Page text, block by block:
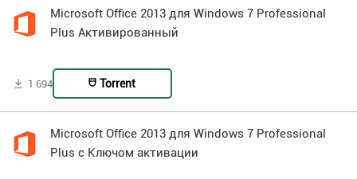
Microsoft Office 2013 для Windows 7 Professional
Plus Активированный
1 694 Torrent
Microsoft Office 2013 для Windows 7 Professional
Plus с Ключом активации